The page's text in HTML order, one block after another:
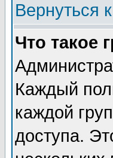
Вернуться
Что такое
Каждый
каждой
доступа.